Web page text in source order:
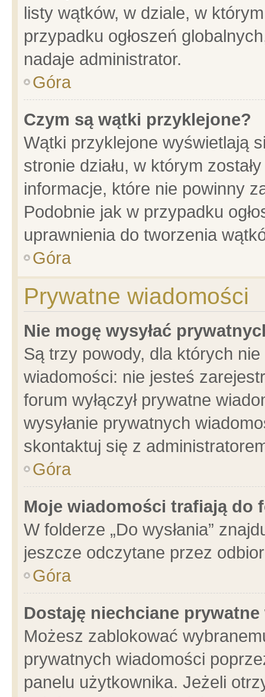
listy wątków, w dziale, w
przypadku ogłoszeń
nadaje administrator.
Góra
Czym są wątki przyklejone?
Wątki przyklejone wyświetlają
stronie działu, w którym
informacje, które nie powinny
Podobnie jak w przypadku
uprawnienia do tworzenia
Góra
Prywatne wiadomości
Nie mogę wysyłać
Są trzy powody, dla których
wiadomości: nie jesteś
forum wyłączył prywatne
wysyłanie prywatnych
skontaktuj się z
Góra
Moje wiadomości trafiają do
W folderze „Do wysłania”
jeszcze odczytane przez
Góra
Dostaję niechciane
Możesz zablokować
prywatnych wiadomości
panelu użytkownika. Jeżeli